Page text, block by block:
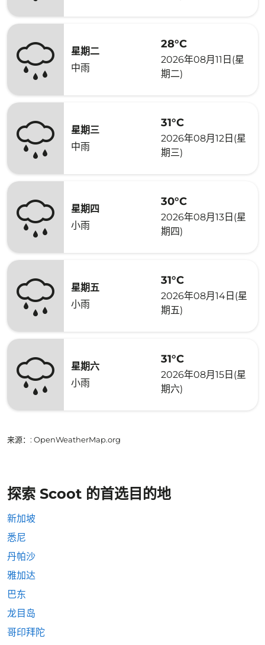
星期二
中雨
28°C
2026年08月11日(星
期二)
星期三
中雨
31°C
2026年08月12日(星
期三)
星期四
小雨
30°C
2026年08月13日(星
期四)
星期五
小雨
31°C
2026年08月14日(星
期五)
星期六
小雨
31°C
2026年08月15日(星
期六)
来源： : OpenWeatherMap.org
探索 Scoot 的首选目的地
新加坡
悉尼
丹帕沙
雅加达
巴东
龙目岛
哥印拜陀